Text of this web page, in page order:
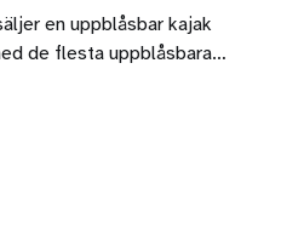
en uppblåsbar kajak
de flesta uppblåsbara
personer. Kajaken